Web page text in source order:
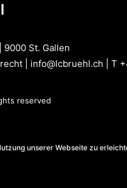
9000 St. Gallen
| info@lcbruehl.ch | T
reserved
unserer Webseite zu